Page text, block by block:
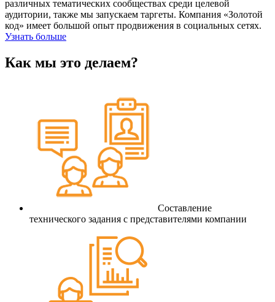
различных тематических сообществах среди целевой
аудитории, также мы запускаем таргеты. Компания «Золотой
код» имеет большой опыт продвижения в социальных сетях.
Узнать больше
Как мы это делаем?
Составление
технического задания с представителями компании